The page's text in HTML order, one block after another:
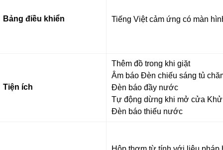
Bảng điều khiển Tiếng Việt cảm ứng có màn
Tiện ích
Thêm đồ trong khi giặt
Âm báo Đèn chiếu sáng tủ
Đèn báo đầy nước
Tự động dừng khi mở cửa
Đèn báo thiếu nước